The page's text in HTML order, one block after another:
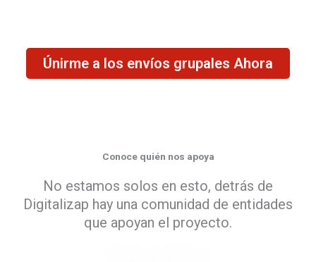
Únirme a los envíos grupales Ahora
Conoce quién nos apoya
No estamos solos en esto, detrás de
Digitalizap hay una comunidad de entidades
que apoyan el proyecto.